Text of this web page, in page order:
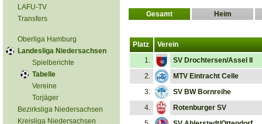
LAFU-TV
Transfers
Oberliga Hamburg
Landesliga Niedersachsen
Spielberichte
Tabelle
Vereine
Torjäger
Bezirksliga Niedersachsen
Kreisliga Niedersachsen
Gesamt Heim
Platz
Verein
1.
SV Drochtersen/Assel II
2.
MTV Eintracht Celle
3.
SV BW Bornreihe
4.
Rotenburger SV